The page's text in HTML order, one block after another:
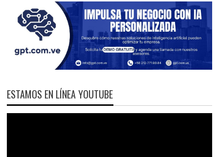
ESTAMOS EN LÍNEA YOUTUBE